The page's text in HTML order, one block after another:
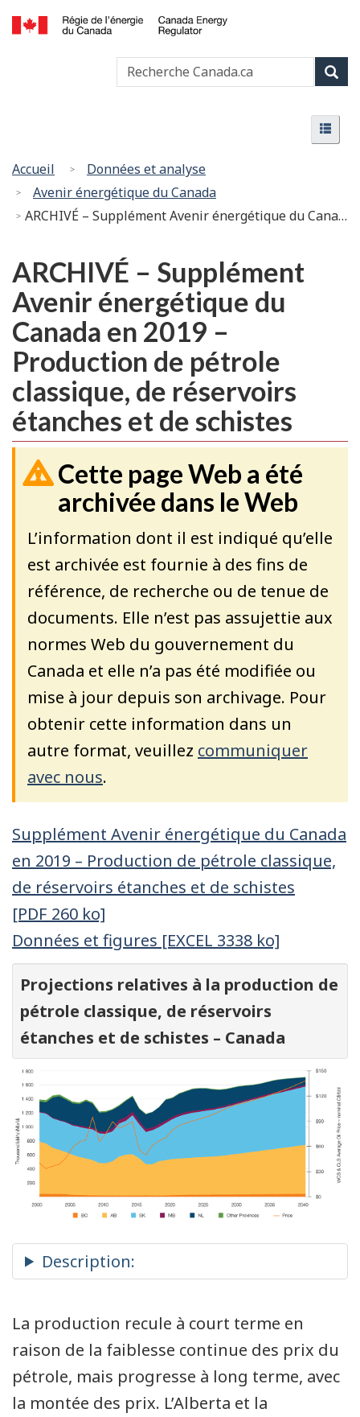
Passer
au
contenu
principal
Version
HTML
simplifiée
l’énergie
du
Canada
Vous
êtes
ici
Accueil
Données et analyse
Avenir énergétique du Canada
ARCHIVÉ – Supplément Avenir énergétique du Canada en 2019 – Production de pétrole classique, de réservoirs étanches et de schistes
ARCHIVÉ – Supplément
Avenir énergétique du
Canada en 2019 –
Production de pétrole
classique, de réservoirs
étanches et de schistes
Cette page Web a été
archivée dans le Web
L’information dont il est indiqué qu’elle
est archivée est fournie à des fins de
référence, de recherche ou de tenue de
documents. Elle n’est pas assujettie aux
normes Web du gouvernement du
Canada et elle n’a pas été modifiée ou
mise à jour depuis son archivage. Pour
obtenir cette information dans un
autre format, veuillez communiquer
avec nous.
Supplément Avenir énergétique du Canada
en 2019 – Production de pétrole classique,
de réservoirs étanches et de schistes
[PDF 260 ko]
Données et figures [EXCEL 3338 ko]
Projections relatives à la production de
pétrole classique, de réservoirs
étanches et de schistes – Canada
La production recule à court terme en
raison de la faiblesse continue des prix du
pétrole, mais progresse à long terme, avec
la montée des prix. L’Alberta et la